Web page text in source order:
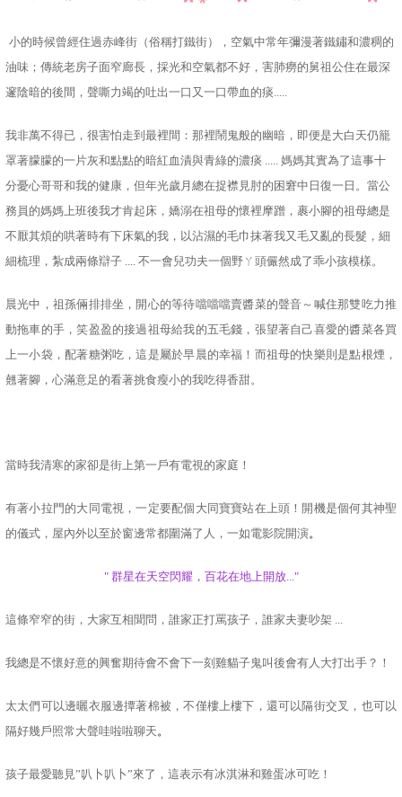
小的時候曾經住過赤峰街（俗稱打鐵街），空氣中常年彌漫著鐵鏽和濃稠的
油味；傳統老房子面窄廊長，採光和空氣都不好，害肺癆的舅祖公住在最深
邃陰暗的後間，聲嘶力竭的吐出一口又一口帶血的痰
我非萬不得已，很害怕走到最裡間：那裡鬧鬼般的幽暗，即便是大白天仍籠
罩著朦朦的一片灰和點點的暗紅血漬與青綠的濃痰
媽媽其實為了這事十
分憂心哥哥和我的健康，但年光歲月總在捉襟見肘的困窘中日復一日。 當公
務員的媽媽上班後我才肯起床，嬌溺在祖母的懷裡摩蹭，裹小腳的祖母總是
不厭其煩的哄著時有下床氣的我，以沾濕的毛巾抹著我又毛又亂的長髮，細
細梳理，紮成兩條辯子
不一會兒功夫一個野ㄚ頭儼然成了乖小孩模樣。
晨光中，祖孫倆排排坐，開心的等待噹噹噹賣醬菜的聲音～喊住那雙吃力推
動拖車的手，笑盈盈的接過祖母給我的五毛錢，張望著自己喜愛的醬菜各買
上一小袋，配著糖粥吃，這是屬於早晨的幸福！而祖母的快樂則是點根煙，
翹著腳，心滿意足的看著挑食瘦小的我吃得香甜。
當時我清寒的家卻是街上第一戶有電視的家庭！
有著小拉門的大同電視，一定要配個大同寶寶站在上頭！開機是個何其神聖
的儀式，屋內外以至於窗邊常都圍滿了人，一如電影院開演。
" 群星在天空閃耀，百花在地上開放..."
這條窄窄的街，大家互相聞問，誰家正打罵孩子，誰家夫妻吵架
我總是不懷好意的興奮期待會不會下一刻雞貓子鬼叫後會有人大打出手？！
太太們可以邊曬衣服邊撢著棉被，不僅樓上樓下，還可以隔街交叉，也可以
隔好幾戶照常大聲哇啦啦聊天 。
孩子最愛聽見”叭卜叭卜”來了，這表示有冰淇淋和雞蛋冰可吃！